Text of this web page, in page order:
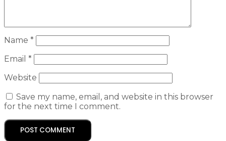
Name *
Email *
Website
Save my name, email, and website in this browser
for the next time I comment.